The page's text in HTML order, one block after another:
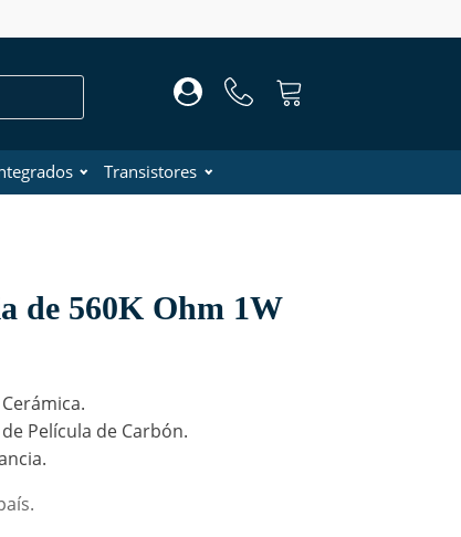
Transistores
de 560K Ohm 1W
Película de Carbón.